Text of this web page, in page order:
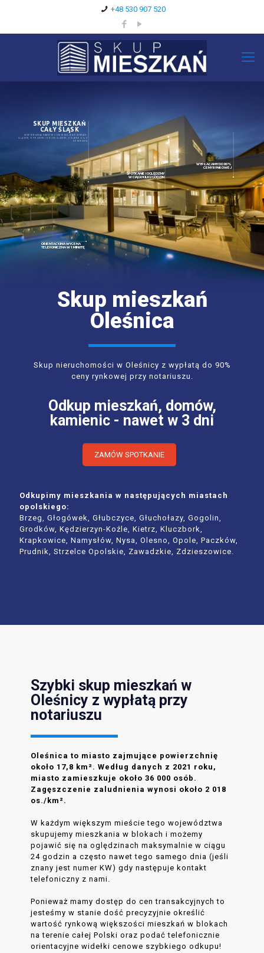
+48 530 907 520
SKUP MIESZKAŃ
CAŁY ŚLĄSK
SKUP MIESZKAŃ NAWET W 3 DNI W WOJEWÓDZTWACH:
ŚLĄSKIM, OPOLSKIM I DOLNOŚLĄSKIM, Z PŁATNOŚCIĄ U
NOTARIUSZA
ORIENTACYJNA WYCENA
TELEFONICZNA W 1 MINUTĘ
SPOTKANIE I OGLĘDZNY
W CIĄGU KILKU GODZIN
WYPŁACAMY DO 90%
CENY RYNKOWEJ
Skup mieszkań
Oleśnica
Skup nieruchomości w Oleśnicy z wypłatą do 90%
ceny rynkowej przy notariuszu.
Odkup mieszkań, domów,
kamienic - nawet w 3 dni
ZAMÓW SPOTKANIE
Odkupimy mieszkania w następujących miastach
opolskiego:
Brzeg, Głogówek, Głubczyce, Głuchołazy, Gogolin,
Grodków, Kędzierzyn-Koźle, Kietrz, Kluczbork,
Krapkowice, Namysłów, Nysa, Olesno, Opole, Paczków,
Prudnik, Strzelce Opolskie, Zawadzkie, Zdzieszowice.
Szybki skup mieszkań w
Oleśnicy z wypłatą przy
notariuszu
Oleśnica to miasto zajmujące powierzchnię
około 17,8 km². Według danych z 2021 roku,
miasto zamieszkuje około 36 000 osób.
Zagęszczenie zaludnienia wynosi około 2 018
os./km².
W każdym większym mieście tego województwa
skupujemy mieszkania w blokach i możemy
pojawić się na oględzinach maksymalnie w ciągu
24 godzin a często nawet tego samego dnia (jeśli
znany jest numer KW) gdy następuje kontakt
telefoniczny z nami.
Ponieważ mamy dostęp do cen transakcyjnych to
jesteśmy w stanie dość precyzyjnie określić
wartość rynkową większości mieszkań w blokach
na terenie całej Polski oraz podać telefonicznie
orientacyjne widełki cenowe szybkiego odkupu!